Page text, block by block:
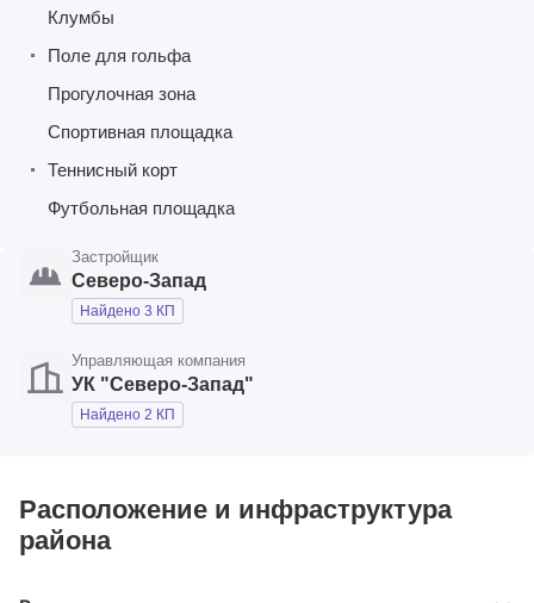
Клумбы
Поле для гольфа
Прогулочная зона
Спортивная площадка
Теннисный корт
Футбольная площадка
Застройщик
Северо-Запад
Найдено 3 КП
Управляющая компания
УК "Северо-Запад"
Найдено 2 КП
Расположение и инфраструктура
района